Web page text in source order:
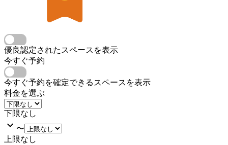
優良認定されたスペースを表示
今すぐ予約
今すぐ予約を確定できるスペースを表示
料金を選ぶ
下限なし
〜
上限なし